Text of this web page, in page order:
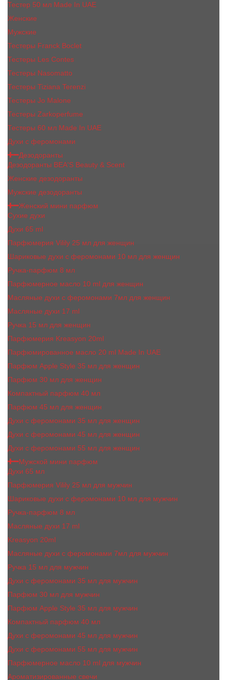
Тестер 50 мл Made In UAE
Женские
Мужские
Тестеры Franck Boclet
Тестеры Les Contes
Тестеры Nasomatto
Тестеры Tiziana Terenzi
Тестеры Jо Malоnе
Тестеры Zarkoperfume
Тестеры 60 мл Made In UAE
Духи с феромонами
Дезодоранты
Дезодоранты BEA'S Beauty & Scent
Женские дезодоранты
Мужские дезодоранты
Женский мини парфюм
Сухие духи
Духи 65 ml
Парфюмерия Vilily 25 мл для женщин
Шариковые духи с феромонами 10 мл для женщин
Ручка-парфюм 8 мл
Парфюмерное масло 10 ml для женщин
Масляные духи c феромонами 7мл для женщин
Масляные духи 17 ml
Ручка 15 мл для женщин
Парфюмерия Kreasyon 20ml
Парфюмированное масло 20 ml Made In UAE
Парфюм Apple Style 35 мл для женщин
Парфюм 30 мл для женщин
Компактный парфюм 40 мл
Парфюм 45 мл для женщин
Духи с феромонами 35 мл для женщин
Духи с феромонами 45 мл для женщин
Духи с феромонами 55 мл для женщин
Мужской мини парфюм
Духи 65 мл
Парфюмерия Vilily 25 мл для мужчин
Шариковые духи с феромонами 10 мл для мужчин
Ручка-парфюм 8 мл
Масляные духи 17 ml
Kreasyon 20ml
Масляные духи c феромонами 7мл для мужчин
Ручка 15 мл для мужчин
Духи с феромонами 35 мл для мужчин
Парфюм 30 мл для мужчин
Парфюм Apple Style 35 мл для мужчин
Компактный парфюм 40 мл
Духи с феромонами 45 мл для мужчин
Духи с феромонами 55 мл для мужчин
Парфюмерное масло 10 ml для мужчин
Ароматизированные свечи